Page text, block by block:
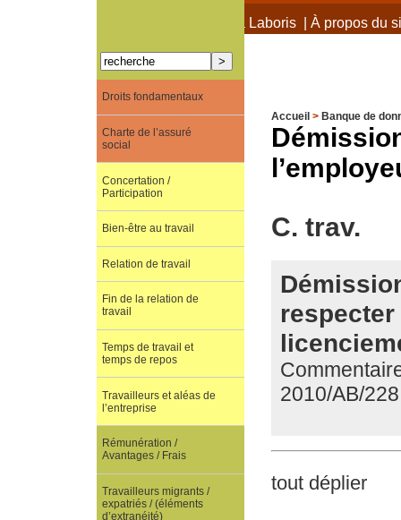
À propos de Terra Laboris| À propos du
Accueil > Banque de
C. trav.
respecter
2010/AB/228
tout déplier
Droits fondamentaux
Charte de l’assuré
social
Concertation /
Participation
Bien-être au travail
Relation de travail
Fin de la relation de
travail
Temps de travail et
temps de repos
Travailleurs et aléas de
l’entreprise
Rémunération /
Avantages / Frais
Travailleurs migrants /
expatriés / (éléments
d’extranéité)